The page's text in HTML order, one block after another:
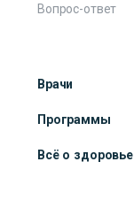
Вопрос-ответ
Врачи
Программы
Всё о здоровье